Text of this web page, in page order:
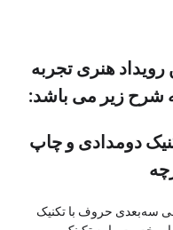
رویداد هنری تجربه
شرح زیر می باشد:
دومدادی و چاپ
با تکنیک